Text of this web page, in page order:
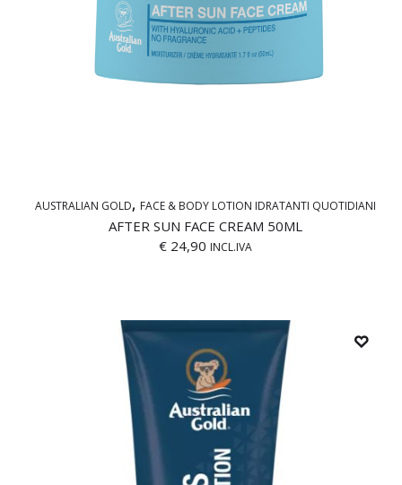
AUSTRALIAN GOLD FACE & BODY LOTION IDRATANTI QUOTIDIANI
AFTER SUN FACE CREAM 50ML
€ 24,90 INCL.IVA